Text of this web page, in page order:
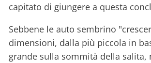
capitato di giungere a questa
Sebbene le auto sembrino
dimensioni, dalla più piccola in
grande sulla sommità della salita,